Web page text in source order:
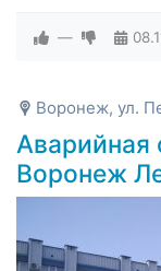
—
Воронеж, ул.
Аварийная
Воронеж